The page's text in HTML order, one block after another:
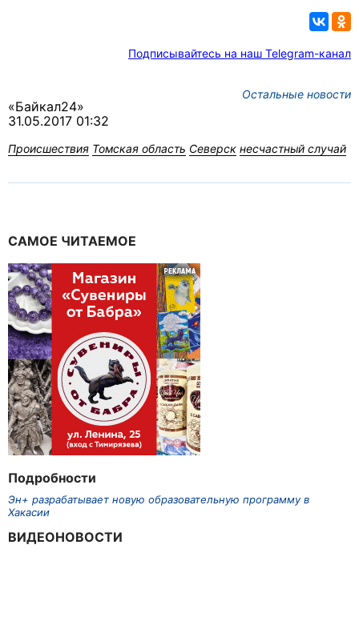
Подписывайтесь на наш Telegram-канал
Остальные новости
«Байкал24»
31.05.2017 01:32
Происшествия Томская область Северск несчастный случай
САМОЕ ЧИТАЕМОЕ
Подробности
Эн+ разрабатывает новую образовательную программу в
Хакасии
ВИДЕОНОВОСТИ